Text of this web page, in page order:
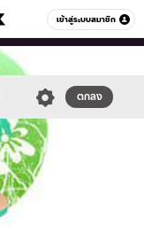
เข้าสู่ระบบสมาชิก
หมวดอื่นๆ
ตกลง